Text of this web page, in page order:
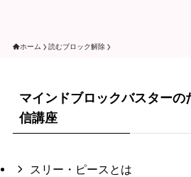
ホーム 読むブロック解除
マインドブロックバスターの
信講座
スリー・ピースとは